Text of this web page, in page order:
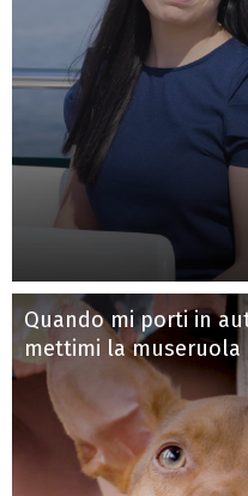
Quando mi porti in
mettimi la museruola